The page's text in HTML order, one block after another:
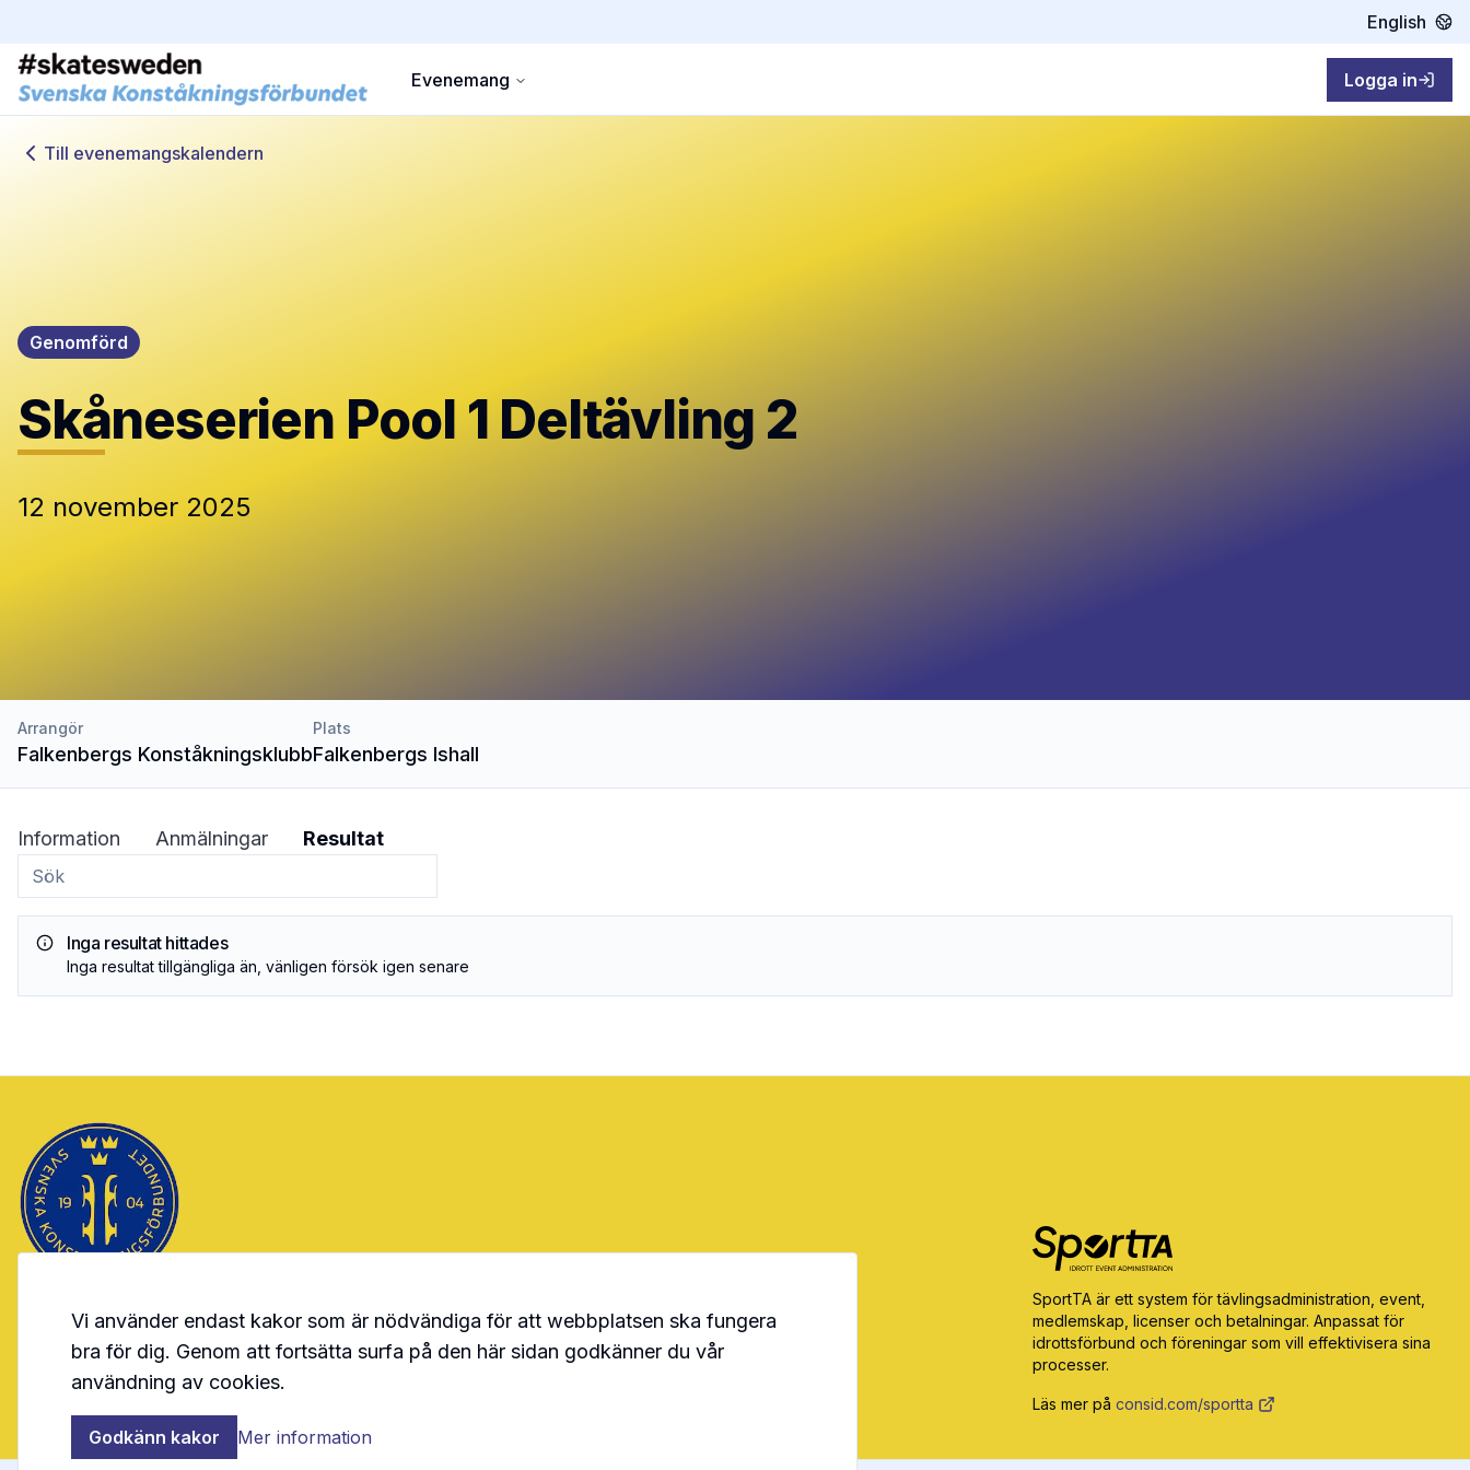
English
Evenemang Logga in
Till evenemangskalendern
Genomförd
Skåneserien Pool 1 Deltävling 2
12 november 2025
Arrangör
Falkenbergs Konståkningsklubb
Plats
Falkenbergs Ishall
Information Anmälningar Resultat
Inga resultat hittades
Inga resultat tillgängliga än, vänligen försök igen senare
Tävlingsadministrativt system som ägs och administreras
av Svenska Konståkningsförbundet.
SportTA är ett system för tävlingsadministration, event,
medlemskap, licenser och betalningar. Anpassat för
idrottsförbund och föreningar som vill effektivisera sina
processer.
Läs mer på consid.com/sportta
Vi använder endast kakor som är nödvändiga för att webbplatsen ska fungera
bra för dig. Genom att fortsätta surfa på den här sidan godkänner du vår
användning av cookies.
Godkänn kakor Mer information